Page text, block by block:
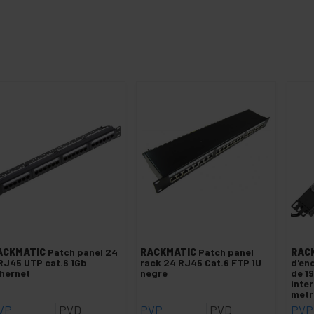
Patch panel 24
UTP cat.6 1Gb
PVD
RACKMATIC Patch panel
rack 24 RJ45 Cat.6 FTP 1U
negre
PVP PVD
de
PVP